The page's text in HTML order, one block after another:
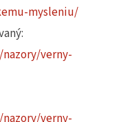
mysleniu/
verny-
verny-